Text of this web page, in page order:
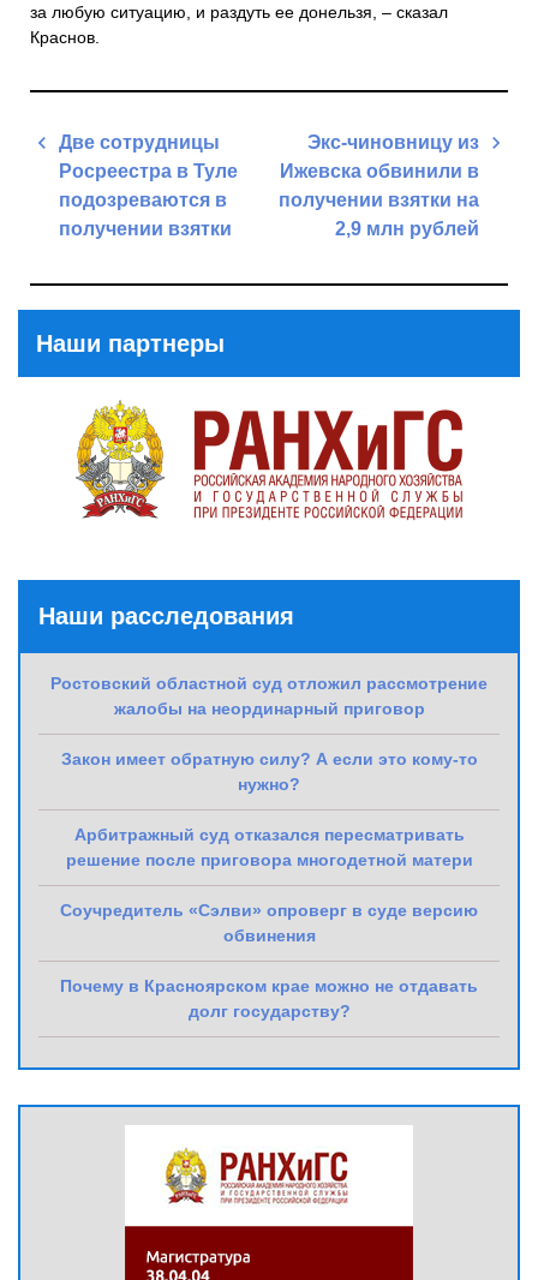
за любую ситуацию, и раздуть ее донельзя, – сказал
Краснов.
Навигация
записям
Две сотрудницы
Росреестра в Туле
подозреваются в
получении взятки
Экс-чиновницу из
Ижевска обвинили в
получении взятки на
2,9 млн рублей
Наши партнеры
Наши расследования
Ростовский областной суд отложил рассмотрение
жалобы на неординарный приговор
Закон имеет обратную силу? А если это кому-то
нужно?
Арбитражный суд отказался пересматривать
решение после приговора многодетной матери
Соучредитель «Сэлви» опроверг в суде версию
обвинения
Почему в Красноярском крае можно не отдавать
долг государству?